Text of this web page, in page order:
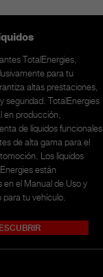
TotalEnergies,
para tu
altas prestaciones,
seguridad. TotalEnergies
en producción,
de líquidos funcionales
de alta gama para el
Los líquidos
están
en el Manual de Uso y
para tu vehículo.